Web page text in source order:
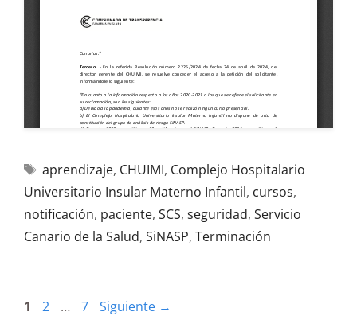
aprendizaje, CHUIMI, Complejo Hospitalario
Universitario Insular Materno Infantil, cursos,
notificación, paciente, SCS, seguridad, Servicio
Canario de la Salud, SiNASP, Terminación
1 2 … 7 Siguiente →